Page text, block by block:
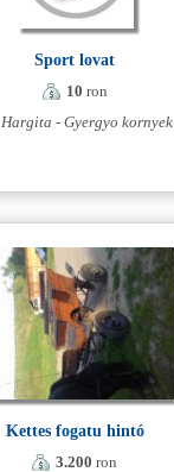
Sport lovat
10 ron
Hargita - Gyergyo kornyek
Kettes fogatu hintó
3.200 ron